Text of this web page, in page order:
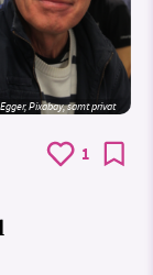
Pixabay, samt privat
1